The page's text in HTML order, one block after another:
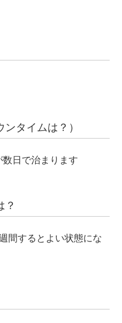
タイムは？）
日で治まります
？
間するとよい状態にな